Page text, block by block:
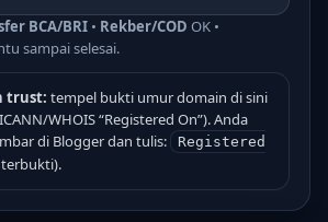
BCA/BRI • Rekber/COD OK •
sampai selesai.
trust: tempel bukti umur domain di sini
WHOIS “Registered On”). Anda
di Blogger dan tulis:
Registered